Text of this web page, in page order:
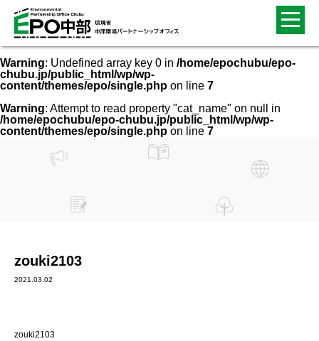
Warning: Undefined array key 0 in /home/epochubu/epo-
chubu.jp/public_html/wp/wp-
content/themes/epo/single.php on line 7
Warning: Attempt to read property "cat_name" on null in
/home/epochubu/epo-chubu.jp/public_html/wp/wp-
content/themes/epo/single.php on line 7
zouki2103
2021.03.02
zouki2103